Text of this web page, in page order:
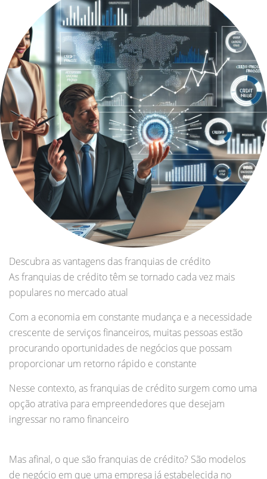
Descubra as vantagens das franquias de crédito
As franquias de crédito têm se tornado cada vez mais
populares no mercado atual
Com a economia em constante mudança e a necessidade
crescente de serviços financeiros, muitas pessoas estão
procurando oportunidades de negócios que possam
proporcionar um retorno rápido e constante
Nesse contexto, as franquias de crédito surgem como uma
opção atrativa para empreendedores que desejam
ingressar no ramo financeiro
Mas afinal, o que são franquias de crédito? São modelos
de negócio em que uma empresa já estabelecida no